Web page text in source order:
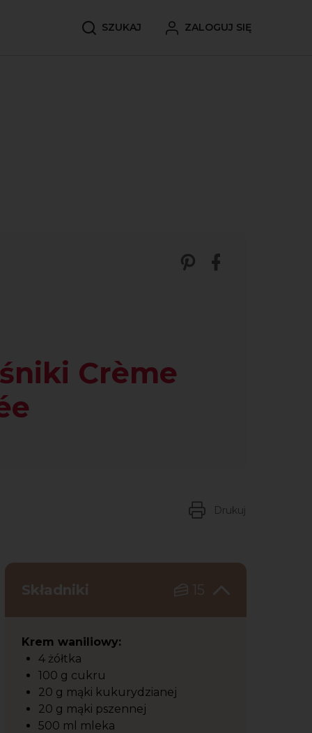
SZUKAJ ZALOGUJ SIĘ
Crème
Zobacz nasze
Udostępnij
Drukuj
Składniki 15
Krem waniliowy:
4 żółtka
100 g cukru
20 g mąki kukurydzianej
20 g mąki pszennej
500 ml mleka